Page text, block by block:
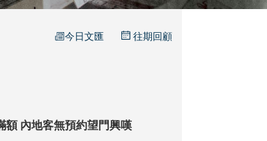
今日文匯 往期回顧
油蔴地警署光影展首3天滿額 內地客無預約望門興嘆